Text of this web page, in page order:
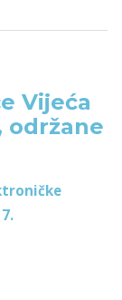
Vijeća
održane